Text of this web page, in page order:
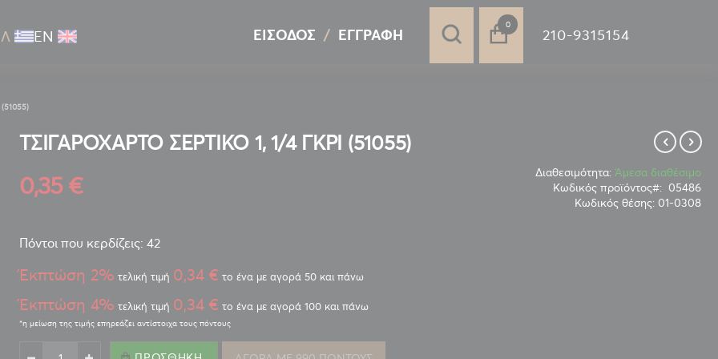
ΕΝ
0στοιχεία
ΕΊΣΟΔΟΣ ΕΓΓΡΑΦΉ 210-9315154
ΤΣΙΓΑΡΟΧΑΡΤΟ ΣΕΡΤΙΚΟ 1, 1/4 ΓΚΡΙ (51055)
0,35 € Διαθεσιμότητα: Άμεσα διαθέσιμο
Κωδικός προϊόντος
05486
Κωδικός θέσης: 01-0308
Πόντοι που κερδίζεις: 42
Έκπτώση 2% τελική τιμή 0,34 € το ένα με αγορά 50 και πάνω
Έκπτώση 4% τελική τιμή 0,34 € το ένα με αγορά 100 και πάνω